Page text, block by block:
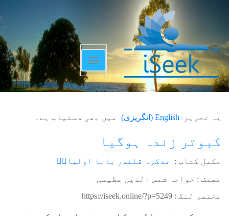
Toggle
navigation
یہ تحریر English
( انگریزی) میں بھی دستیاب ہے۔
کبوتر زندہ ہوگیا
مکمل کتاب : تذکرہ قلندر بابا اولیاءؒ
مصنف : خواجہ شمس الدّین عظیمی
مختصر لنک : https://iseek.online/?p=5249